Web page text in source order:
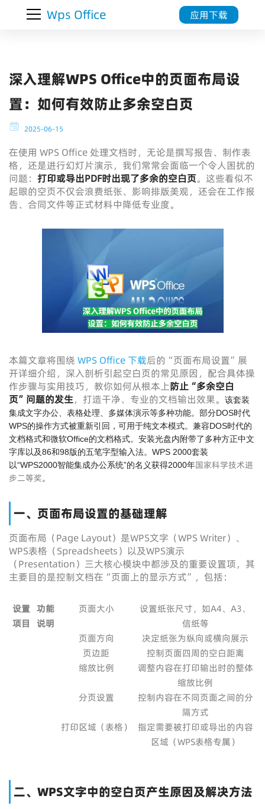
Wps Office 应用下载
深入理解WPS Office中的页面布局设
置：如何有效防止多余空白页
2025-06-15
在使用 WPS Office 处理文档时，无论是撰写报告、制作表
格，还是进行幻灯片演示，我们常常会面临一个令人困扰的
问题： 打印或导出PDF时出现了多余的空白页。这些看似不
起眼的空页不仅会浪费纸张、影响排版美观，还会在工作报
告、合同文件等正式材料中降低专业度。
本篇文章将围绕 WPS Office 下载后的“页面布局设置”展
开详细介绍，深入剖析引起空白页的常见原因，配合具体操
作步骤与实用技巧，教你如何从根本上防止“多余空白
页”问题的发生，打造干净、专业的文档输出效果。
该套装
集成文字办公、表格处理、多媒体演示等多种功能。部分DOS时代
WPS的操作方式被重新引回，可用于纯文本模式。兼容DOS时代的
文档格式和微软Office的文档格式。安装光盘内附带了多种方正中文
字库以及86和98版的五笔字型输入法。WPS 2000套装
以“WPS2000智能集成办公系统”的名义获得2000年国家科学技术进
步二等奖。
一、页面布局设置的基础理解
页面布局（Page Layout）是WPS文字（WPS Writer）、
WPS表格（Spreadsheets）以及WPS演示
（Presentation）三大核心模块中都涉及的重要设置项，其
主要目的是控制文档在“页面上的显示方式”，包括：
设置
项目
功能
说明
页面大小
设置纸张尺寸，如A4、A3、
信纸等
页面方向
决定纸张为纵向或横向展示
页边距
控制页面四周的空白距离
缩放比例
调整内容在打印输出时的整体
缩放比例
分页设置
控制内容在不同页面之间的分
隔方式
打印区域（表格）
指定需要被打印或导出的内容
区域（WPS表格专属）
二、WPS文字中的空白页产生原因及解决方法